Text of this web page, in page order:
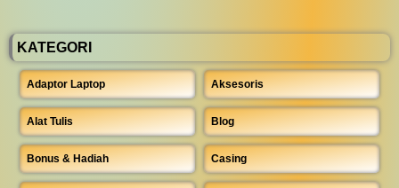
KATEGORI
Adaptor Laptop Aksesoris
Alat Tulis Blog
Bonus & Hadiah Casing